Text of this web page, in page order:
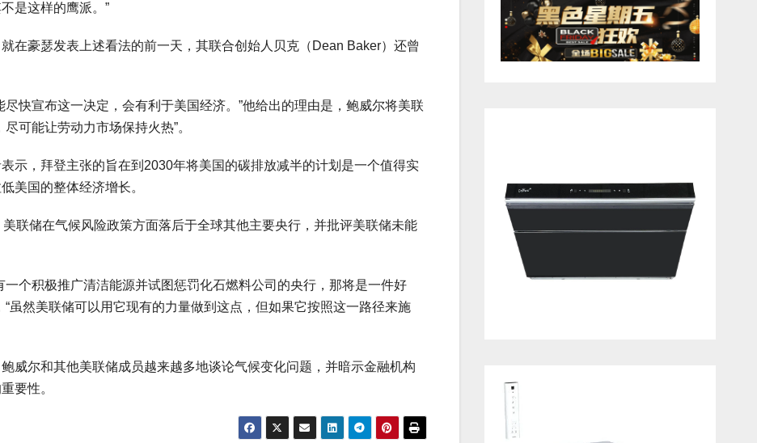
是这样的鹰派。”
豪瑟发表上述看法的前一天，其联合创始人贝克（Dean Baker）还曾
宣布这一决定，会有利于美国经济。”他给出的理由是，鲍威尔将美联
可能让劳动力市场保持火热”。
，拜登主张的旨在到2030年将美国的碳排放减半的计划是一个值得实
美国的整体经济增长。
储在气候风险政策方面落后于全球其他主要央行，并批评美联储未能
个积极推广清洁能源并试图惩罚化石燃料公司的央行，那将是一件好
虽然美联储可以用它现有的力量做到这点，但如果它按照这一路径来施
尔和其他美联储成员越来越多地谈论气候变化问题，并暗示金融机构
要性。